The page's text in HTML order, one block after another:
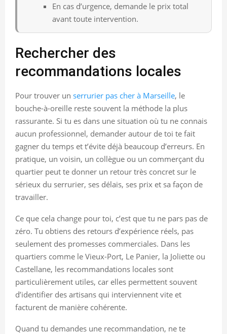
En cas d’urgence, demande le prix total
avant toute intervention.
Rechercher des
recommandations locales
Pour trouver un serrurier pas cher à Marseille, le
bouche-à-oreille reste souvent la méthode la plus
rassurante. Si tu es dans une situation où tu ne connais
aucun professionnel, demander autour de toi te fait
gagner du temps et t’évite déjà beaucoup d’erreurs. En
pratique, un voisin, un collègue ou un commerçant du
quartier peut te donner un retour très concret sur le
sérieux du serrurier, ses délais, ses prix et sa façon de
travailler.
Ce que cela change pour toi, c’est que tu ne pars pas de
zéro. Tu obtiens des retours d’expérience réels, pas
seulement des promesses commerciales. Dans les
quartiers comme le Vieux-Port, Le Panier, la Joliette ou
Castellane, les recommandations locales sont
particulièrement utiles, car elles permettent souvent
d’identifier des artisans qui interviennent vite et
facturent de manière cohérente.
Quand tu demandes une recommandation, ne te